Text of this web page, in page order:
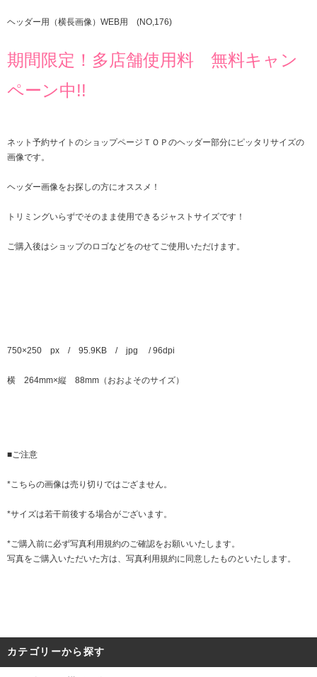
ヘッダー用（横長画像）WEB用 (NO,176)
期間限定！多店舗使用料 無料キャン
ペーン中!!
ネット予約サイトのショップページＴＯＰのヘッダー部分にピッタリサイズの
画像です。
ヘッダー画像をお探しの方にオススメ！
トリミングいらずでそのまま使用できるジャストサイズです！
ご購入後はショップのロゴなどをのせてご使用いただけます。
750×250 px / 95.9KB / jpg / 96dpi
横 264mm×縦 88mm（おおよそのサイズ）
■ご注意
*こちらの画像は売り切りではござません。
*サイズは若干前後する場合がございます。
*ご購入前に必ず写真利用規約のご確認をお願いいたします。
写真をご購入いただいた方は、写真利用規約に同意したものといたします。
カテゴリーから探す